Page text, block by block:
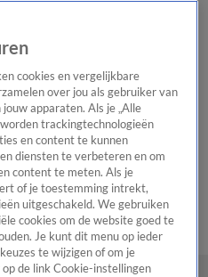
Het beste van Hart
Tip de
Tip de redactiePanelVideo's
cookies en vergelijkbare
over jou als gebruiker van
apparaten. Als je „Alle
trackingtechnologieën
en content te kunnen
diensten te verbeteren en om
content te meten. Als je
of je toestemming intrekt,
uitgeschakeld. We gebruiken
cookies om de website goed te
Je kunt dit menu op ieder
te wijzigen of om je
de link Cookie-instellingen